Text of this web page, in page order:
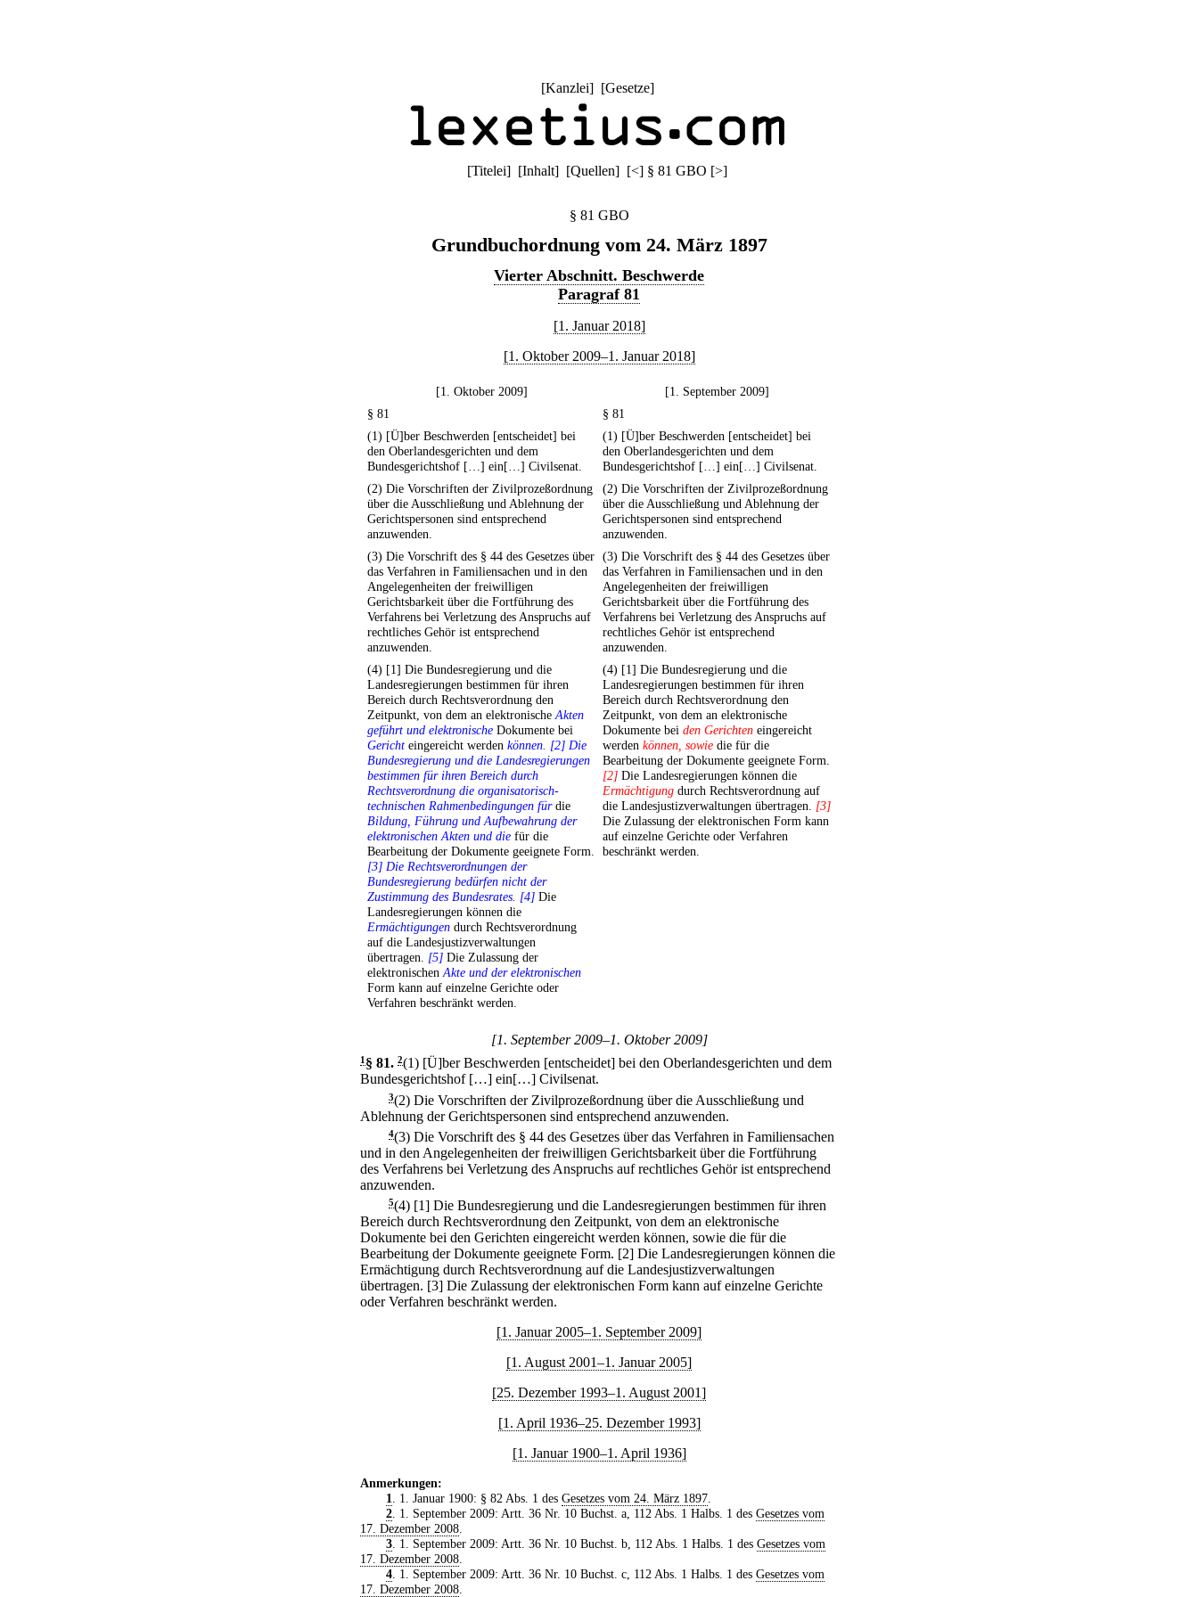
[Kanzlei] [Gesetze]
[Titelei] [Inhalt] [Quellen] [<] § 81 GBO [>]
§ 81 GBO
Grundbuchordnung vom 24. März 1897
Vierter Abschnitt. Beschwerde
Paragraf 81
[1. Januar 2018]
[1. Oktober 2009–1. Januar 2018]
[1. Oktober 2009]
[1. September 2009]
§ 81
§ 81
(1) [Ü]ber Beschwerden [entscheidet] bei
den Oberlandesgerichten und dem
Bundesgerichtshof […] ein[…] Civilsenat.
(1) [Ü]ber Beschwerden [entscheidet] bei
den Oberlandesgerichten und dem
Bundesgerichtshof […] ein[…] Civilsenat.
(2) Die Vorschriften der Zivilprozeßordnung
über die Ausschließung und Ablehnung der
Gerichtspersonen sind entsprechend
anzuwenden.
(2) Die Vorschriften der Zivilprozeßordnung
über die Ausschließung und Ablehnung der
Gerichtspersonen sind entsprechend
anzuwenden.
(3) Die Vorschrift des § 44 des Gesetzes über
das Verfahren in Familiensachen und in den
Angelegenheiten der freiwilligen
Gerichtsbarkeit über die Fortführung des
Verfahrens bei Verletzung des Anspruchs auf
rechtliches Gehör ist entsprechend
anzuwenden.
(3) Die Vorschrift des § 44 des Gesetzes über
das Verfahren in Familiensachen und in den
Angelegenheiten der freiwilligen
Gerichtsbarkeit über die Fortführung des
Verfahrens bei Verletzung des Anspruchs auf
rechtliches Gehör ist entsprechend
anzuwenden.
(4) [1] Die Bundesregierung und die
Landesregierungen bestimmen für ihren
Bereich durch Rechtsverordnung den
Zeitpunkt, von dem an elektronischeAkten
geführt und elektronische Dokumente bei
Gericht eingereicht werden können. [2] Die
Bundesregierung und die Landesregierungen
bestimmen für ihren Bereich durch
Rechtsverordnung die organisatorisch-
technischen Rahmenbedingungen fürdie
Bildung, Führung und Aufbewahrung der
elektronischen Akten und die für die
Bearbeitung der Dokumente geeignete Form.
[3] Die Rechtsverordnungen der
Bundesregierung bedürfen nicht der
Zustimmung des Bundesrates. [4] Die
Landesregierungen können die
Ermächtigungen durch Rechtsverordnung
auf die Landesjustizverwaltungen
übertragen. [5] Die Zulassung der
elektronischenAkte und der elektronischen
Form kann auf einzelne Gerichte oder
Verfahren beschränkt werden.
(4) [1] Die Bundesregierung und die
Landesregierungen bestimmen für ihren
Bereich durch Rechtsverordnung den
Zeitpunkt, von dem an elektronische
Dokumente bei den Gerichten eingereicht
werden können, sowie die für die
Bearbeitung der Dokumente geeignete Form.
[2] Die Landesregierungen können die
Ermächtigung durch Rechtsverordnung auf
die Landesjustizverwaltungen übertragen. [3]
Die Zulassung der elektronischen Form kann
auf einzelne Gerichte oder Verfahren
beschränkt werden.
[1. September 2009–1. Oktober 2009]
1§ 81. 2(1) [Ü]ber Beschwerden [entscheidet] bei den Oberlandesgerichten und dem
Bundesgerichtshof […] ein[…] Civilsenat.
3(2) Die Vorschriften der Zivilprozeßordnung über die Ausschließung und
Ablehnung der Gerichtspersonen sind entsprechend anzuwenden.
4(3) Die Vorschrift des § 44 des Gesetzes über das Verfahren in Familiensachen
und in den Angelegenheiten der freiwilligen Gerichtsbarkeit über die Fortführung
des Verfahrens bei Verletzung des Anspruchs auf rechtliches Gehör ist entsprechend
anzuwenden.
5(4) [1] Die Bundesregierung und die Landesregierungen bestimmen für ihren
Bereich durch Rechtsverordnung den Zeitpunkt, von dem an elektronische
Dokumente bei den Gerichten eingereicht werden können, sowie die für die
Bearbeitung der Dokumente geeignete Form. [2] Die Landesregierungen können die
Ermächtigung durch Rechtsverordnung auf die Landesjustizverwaltungen
übertragen. [3] Die Zulassung der elektronischen Form kann auf einzelne Gerichte
oder Verfahren beschränkt werden.
[1. Januar 2005–1. September 2009]
[1. August 2001–1. Januar 2005]
[25. Dezember 1993–1. August 2001]
[1. April 1936–25. Dezember 1993]
[1. Januar 1900–1. April 1936]
Anmerkungen:
1
. 1. Januar 1900: § 82 Abs. 1 des Gesetzes vom 24. März 1897.
2. 1. September 2009: Artt. 36 Nr. 10 Buchst. a, 112 Abs. 1 Halbs. 1 des Gesetzes vom
17. Dezember 2008
3. 1. September 2009: Artt. 36 Nr. 10 Buchst. b, 112 Abs. 1 Halbs. 1 des Gesetzes vom
17. Dezember 2008
4. 1. September 2009: Artt. 36 Nr. 10 Buchst. c, 112 Abs. 1 Halbs. 1 des Gesetzes vom
17. Dezember 2008